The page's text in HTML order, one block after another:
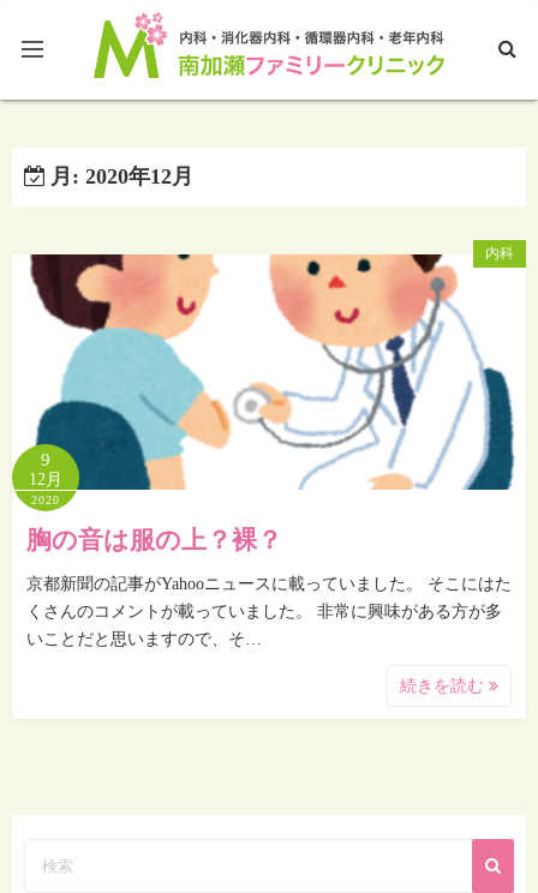
ブログTOP
月: 2020年12月
内科
9
12月
2020
胸の音は服の上？裸？
京都新聞の記事がYahooニュースに載っていました。 そこにはた
くさんのコメントが載っていました。 非常に興味がある方が多
いことだと思いますので、そ…
続きを読む